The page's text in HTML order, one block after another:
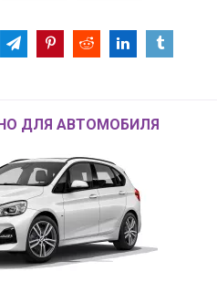
ДЛЯ АВТОМОБИЛЯ